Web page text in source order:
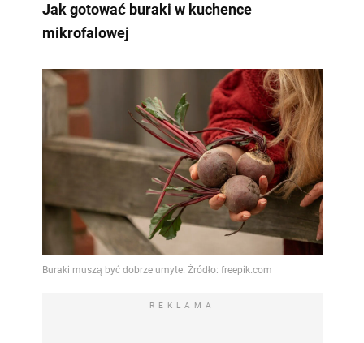
Jak gotować buraki w kuchence
mikrofalowej
REKLAMA